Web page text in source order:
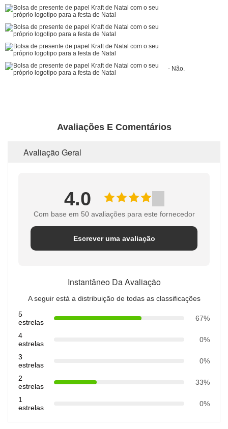
- Não.
Avaliações E Comentários
Avaliação Geral
4.0
Com base em 50 avaliações para este fornecedor
Escrever uma avaliação
Instantâneo Da Avaliação
A seguir está a distribuição de todas as classificações
5
estrelas
67%
4
estrelas
0%
3
estrelas
0%
2
estrelas
33%
1
estrelas
0%